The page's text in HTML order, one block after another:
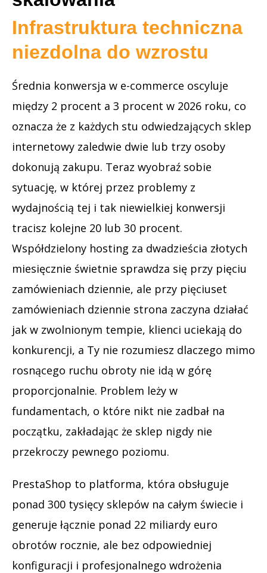
Infrastruktura techniczna
niezdolna do wzrostu
Średnia konwersja w e-commerce oscyluje
między 2 procent a 3 procent w 2026 roku, co
oznacza że z każdych stu odwiedzających sklep
internetowy zaledwie dwie lub trzy osoby
dokonują zakupu. Teraz wyobraź sobie
sytuację, w której przez problemy z
wydajnością tej i tak niewielkiej konwersji
tracisz kolejne 20 lub 30 procent.
Współdzielony hosting za dwadzieścia złotych
miesięcznie świetnie sprawdza się przy pięciu
zamówieniach dziennie, ale przy pięciuset
zamówieniach dziennie strona zaczyna działać
jak w zwolnionym tempie, klienci uciekają do
konkurencji, a Ty nie rozumiesz dlaczego mimo
rosnącego ruchu obroty nie idą w górę
proporcjonalnie. Problem leży w
fundamentach, o które nikt nie zadbał na
początku, zakładając że sklep nigdy nie
przekroczy pewnego poziomu.
PrestaShop to platforma, która obsługuje
ponad 300 tysięcy sklepów na całym świecie i
generuje łącznie ponad 22 miliardy euro
obrotów rocznie, ale bez odpowiedniej
konfiguracji i profesjonalnego wdrożenia